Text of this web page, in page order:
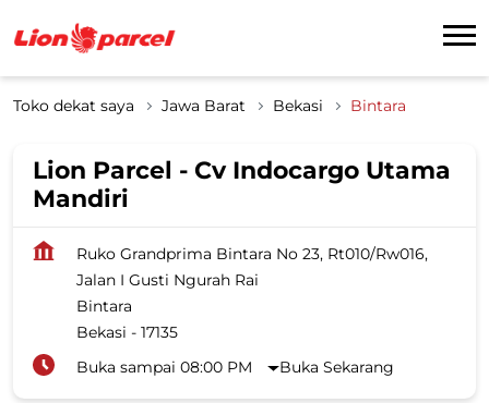
Toko dekat saya Jawa Barat Bekasi Bintara
Lion Parcel - Cv Indocargo Utama
Mandiri
Ruko Grandprima Bintara No 23, Rt010/Rw016,
Jalan I Gusti Ngurah Rai
Bintara
Bekasi - 17135
Buka sampai 08:00 PM
Buka Sekarang